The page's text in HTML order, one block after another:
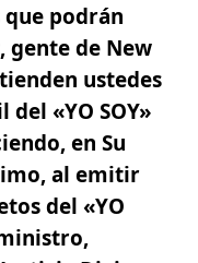
que podrán
gente de New
ustedes
«YO SOY»
en Su
al emitir
del «YO